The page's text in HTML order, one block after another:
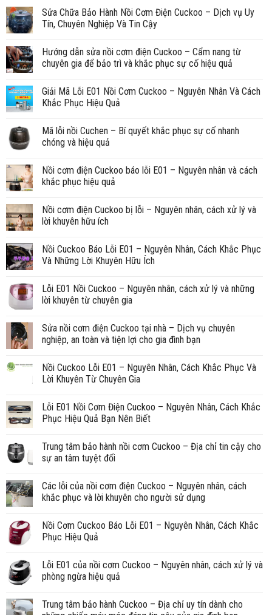
Sửa Chữa Bảo Hành Nồi Cơm Điện Cuckoo – Dịch vụ Uy
Tín, Chuyên Nghiệp Và Tin Cậy
Hướng dẫn sửa nồi cơm điện Cuckoo – Cẩm nang từ
chuyên gia để bảo trì và khắc phục sự cố hiệu quả
Giải Mã Lỗi E01 Nồi Cơm Cuckoo – Nguyên Nhân Và Cách
Khắc Phục Hiệu Quả
Mã lỗi nồi Cuchen – Bí quyết khắc phục sự cố nhanh
chóng và hiệu quả
Nồi cơm điện Cuckoo báo lỗi E01 – Nguyên nhân và cách
khắc phục hiệu quả
Nồi cơm điện Cuckoo bị lỗi – Nguyên nhân, cách xử lý và
lời khuyên hữu ích
Nồi Cuckoo Báo Lỗi E01 – Nguyên Nhân, Cách Khắc Phục
Và Những Lời Khuyên Hữu Ích
Lỗi E01 Nồi Cuckoo – Nguyên nhân, cách xử lý và những
lời khuyên từ chuyên gia
Sửa nồi cơm điện Cuckoo tại nhà – Dịch vụ chuyên
nghiệp, an toàn và tiện lợi cho gia đình bạn
Nồi Cuckoo Lỗi E01 – Nguyên Nhân, Cách Khắc Phục Và
Lời Khuyên Từ Chuyên Gia
Lỗi E01 Nồi Cơm Điện Cuckoo – Nguyên Nhân, Cách Khắc
Phục Hiệu Quả Bạn Nên Biết
Trung tâm bảo hành nồi cơm Cuckoo – Địa chỉ tin cậy cho
sự an tâm tuyệt đối
Các lỗi của nồi cơm điện Cuckoo – Nguyên nhân, cách
khắc phục và lời khuyên cho người sử dụng
Nồi Cơm Cuckoo Báo Lỗi E01 – Nguyên Nhân, Cách Khắc
Phục Hiệu Quả
Lỗi E01 của nồi cơm Cuckoo – Nguyên nhân, cách xử lý và
phòng ngừa hiệu quả
Trung tâm bảo hành Cuckoo – Địa chỉ uy tín dành cho